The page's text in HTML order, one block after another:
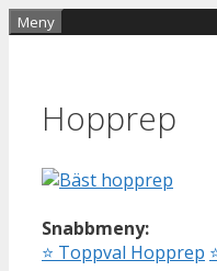
Hoppa
Meny
Hopprep
Snabbmeny:
⭐ Toppval Hopprep